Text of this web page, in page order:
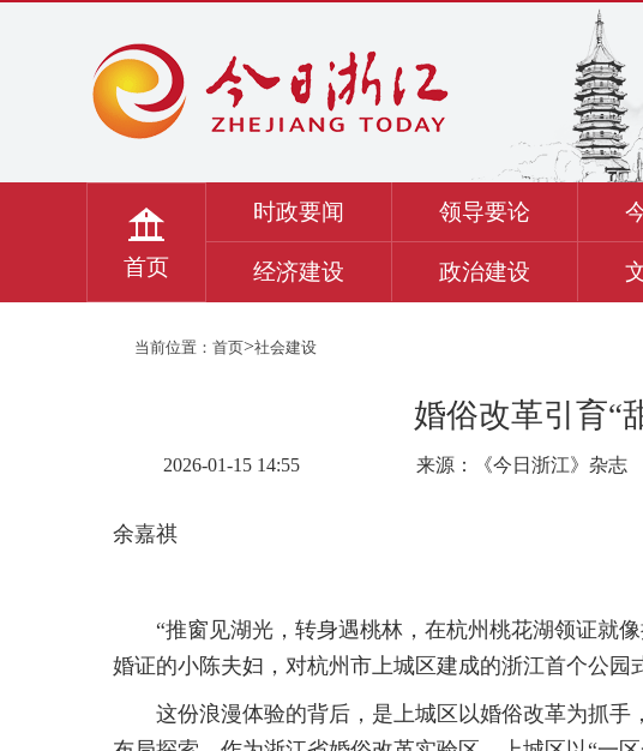
首页
时政要闻 领导要论
经济建设 政治建设
当前位置： 首页>社会建设
婚俗改革引育“
2026-01-15 14:55 来源：《今日浙江》杂志
余嘉祺
“推窗见湖光，转身遇桃林，在杭州桃花湖领证就
婚证的小陈夫妇，对杭州市上城区建成的浙江首个公园
这份浪漫体验的背后，是上城区以婚俗改革为抓手